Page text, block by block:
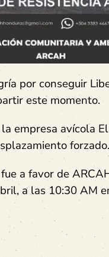
por conseguir
este momento.
empresa avícola
forzado.
a favor de
a las 10:30 AM